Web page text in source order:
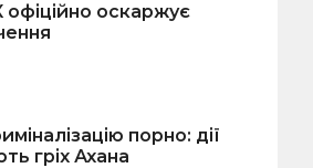
офіційно оскаржує
порно: дії
гріх Ахана